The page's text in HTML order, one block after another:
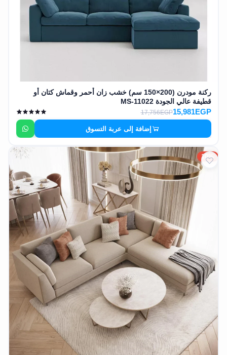
ركنة مودرن (200×150 سم) خشب زان أحمر وقماش كتان أو
قطيفة عالي الجودة MS-11022
15,981EGP
17,756EGP
إضافة إلى عربة التسوق
10%